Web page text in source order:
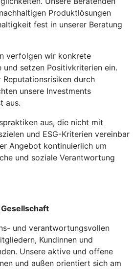
Produktlösungen
fest in unserer Beratung
verfolgen wir konkrete
und setzen Positivkriterien ein.
durch
unsere Investments
aus.
aus, die nicht mit
und ESG-Kriterien vereinbar
Angebot kontinuierlich um
und soziale Verantwortung
und verantwortungsvollen
Kundinnen und
Unsere aktive und offene
und außen orientiert sich am